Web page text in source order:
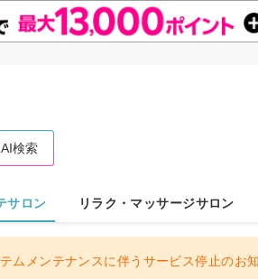
AI検索
サロン リラク・マッサージサロン
ムメンテナンスに伴うサービス停止のお